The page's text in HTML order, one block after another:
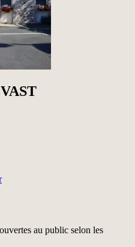
au public selon les